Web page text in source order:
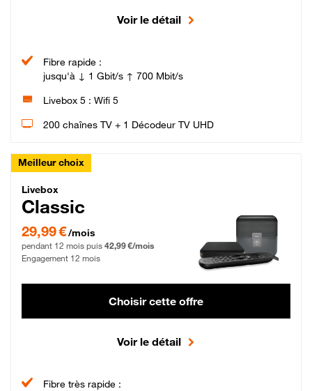
Voir le détail
Fibre rapide :
jusqu'à ↓ 1 Gbit/s ↑ 700 Mbit/s
Livebox 5 : Wifi 5
200 chaînes TV + 1 Décodeur TV UHD
Meilleur choix
Livebox Classic Fibre
Livebox
Classic
29,99 € par mois pendant 12 mois puis 42,99 € par mois, Engagement 12 mois
29,99 €/mois
pendant 12 mois puis 42,99 €/mois
Engagement 12 mois
Choisir cette offre
Voir le détail
Fibre très rapide :